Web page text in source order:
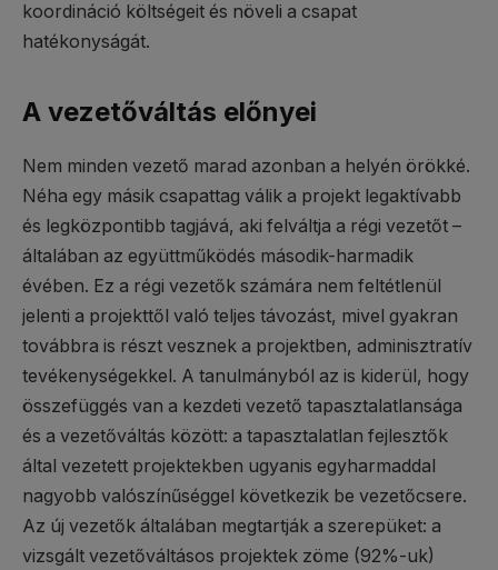
koordináció költségeit és növeli a csapat
hatékonyságát.
A vezetőváltás előnyei
Nem minden vezető marad azonban a helyén örökké.
Néha egy másik csapattag válik a projekt legaktívabb
és legközpontibb tagjává, aki felváltja a régi vezetőt –
általában az együttműködés második-harmadik
évében. Ez a régi vezetők számára nem feltétlenül
jelenti a projekttől való teljes távozást, mivel gyakran
továbbra is részt vesznek a projektben, adminisztratív
tevékenységekkel. A tanulmányból az is kiderül, hogy
összefüggés van a kezdeti vezető tapasztalatlansága
és a vezetőváltás között: a tapasztalatlan fejlesztők
által vezetett projektekben ugyanis egyharmaddal
nagyobb valószínűséggel következik be vezetőcsere.
Az új vezetők általában megtartják a szerepüket: a
vizsgált vezetőváltásos projektek zöme (92%-uk)